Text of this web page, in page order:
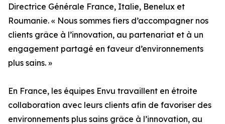
Directrice Générale France, Italie, Benelux et
Roumanie. « Nous sommes fiers d’accompagner nos
clients grâce à l’innovation, au partenariat et à un
engagement partagé en faveur d’environnements
plus sains. »
En France, les équipes Envu travaillent en étroite
collaboration avec leurs clients afin de favoriser des
environnements plus sains grâce à l’innovation, au